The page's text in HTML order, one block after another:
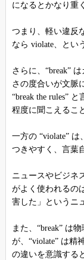
になるとかなり重
つまり、軽い違反
なら violate、とい
さらに、“break”
さの度合いが文脈
“break the rules”
程度に聞こえるこ
一方の “violate”
つきやすく、言葉
ニュースやビジネ
がよく使われるの
害した」というニ
また、“break” は
が、“violate” は精
の違いを意識する